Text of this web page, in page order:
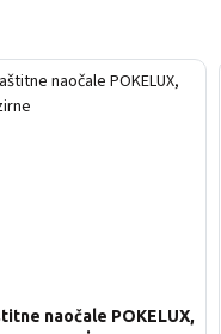
naočale POKELUX,